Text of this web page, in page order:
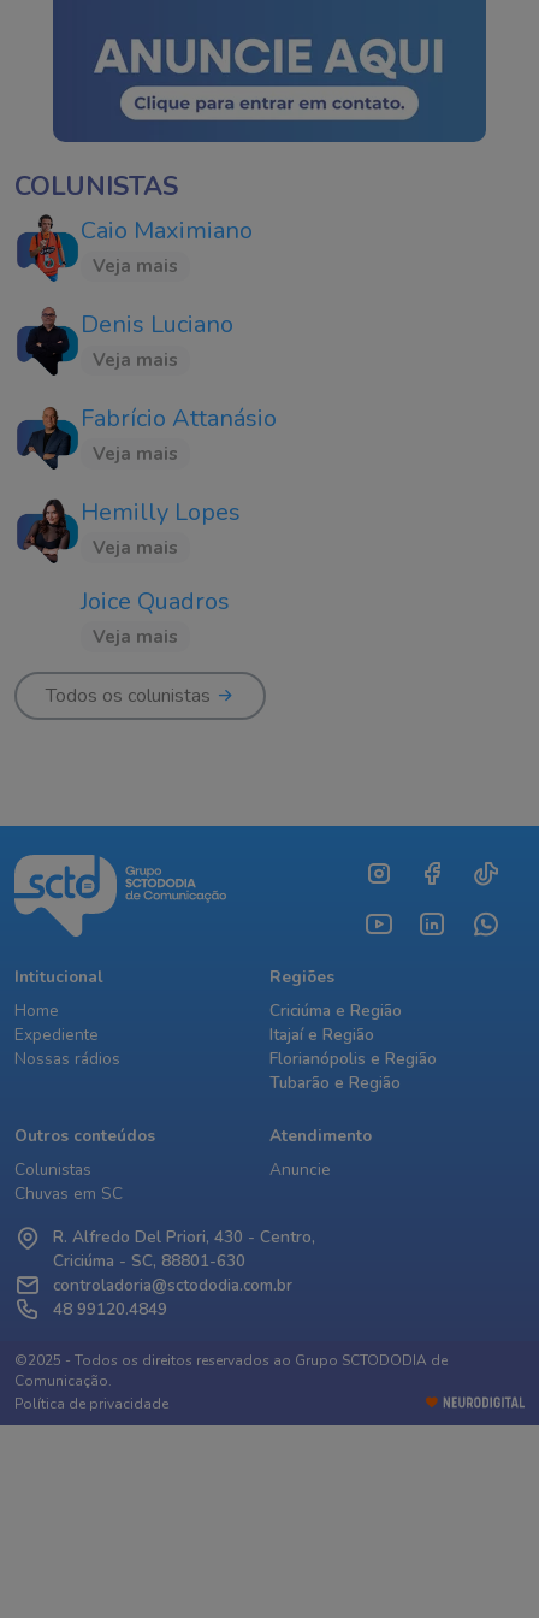
COLUNISTAS
Caio Maximiano
Veja mais
Denis Luciano
Veja mais
Fabrício Attanásio
Veja mais
Hemilly Lopes
Veja mais
Joice Quadros
Veja mais
Todos os colunistas
Intitucional
Home
Expediente
Nossas rádios
Regiões
Criciúma e Região
Itajaí e Região
Florianópolis e Região
Tubarão e Região
Outros conteúdos
Colunistas
Chuvas em SC
Atendimento
Anuncie
R. Alfredo Del Priori, 430 - Centro,
Criciúma - SC, 88801-630
controladoria@sctododia.com.br
48 99120.4849
©2025 - Todos os direitos reservados ao Grupo SCTODODIA de
Comunicação.
Política de privacidade